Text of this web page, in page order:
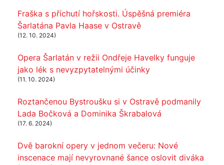
Fraška s příchutí hořskosti. Úspěšná premiéra
Šarlatána Pavla Haase v Ostravě
(12. 10. 2024)
Opera Šarlatán v režii Ondřeje Havelky funguje
jako lék s nevyzpytatelnými účinky
(11. 10. 2024)
Roztančenou Bystroušku si v Ostravě podmanily
Lada Bočková a Dominika Škrabalová
(17. 6. 2024)
Dvě barokní opery v jednom večeru: Nové
inscenace mají nevyrovnané šance oslovit diváka